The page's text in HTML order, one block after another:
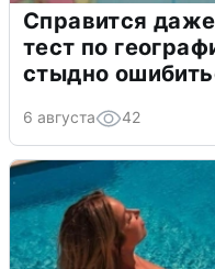
Справится
тест по
стыдно
6 августа 42